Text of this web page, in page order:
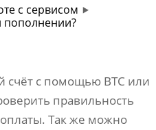
с сервисом
пополнении?
счёт с помощью BTC или
правильность
Так же можно